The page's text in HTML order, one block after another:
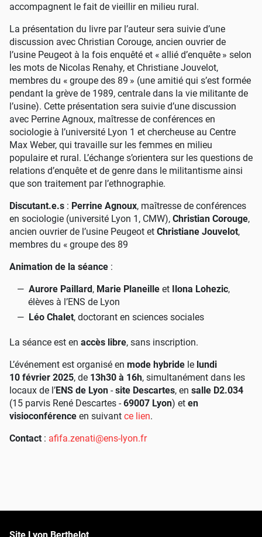
accompagnent le fait de vieillir en milieu rural.
La présentation du livre par l’auteur sera suivie d’une
discussion avec Christian Corouge, ancien ouvrier de
l’usine Peugeot à la fois enquêté et « allié d’enquête » selon
les mots de Nicolas Renahy, et Christiane Jouvelot,
membres du « groupe des 89 » (une amitié qui s’est formée
pendant la grève de 1989, centrale dans la vie militante de
l’usine). Cette présentation sera suivie d’une discussion
avec Perrine Agnoux, maîtresse de conférences en
sociologie à l’université Lyon 1 et chercheuse au Centre
Max Weber, qui travaille sur les femmes en milieu
populaire et rural. L’échange s’orientera sur les questions de
relations d’enquête et de genre dans le militantisme ainsi
que son traitement par l’ethnographie.
Discutant.e.s : Perrine Agnoux, maîtresse de conférences
en sociologie (université Lyon 1, CMW), Christian Corouge,
ancien ouvrier de l’usine Peugeot et Christiane Jouvelot,
membres du « groupe des 89
Animation de la séance :
Aurore Paillard, Marie Planeille et Ilona Lohezic,
élèves à l’ENS de Lyon
Léo Chalet, doctorant en sciences sociales
La séance est en accès libre, sans inscription.
L’événement est organisé en mode hybride le lundi
10 février 2025, de 13h30 à 16h, simultanément dans les
locaux de l’ENS de Lyon -site Descartes, en salle D2.034
(15 parvis René Descartes -69007 Lyon) et en
visioconférence en suivant ce lien.
Contact : afifa.zenati@ens-lyon.fr